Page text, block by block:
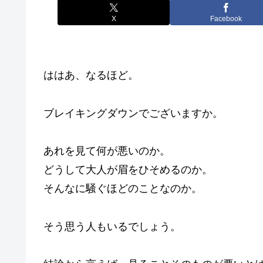
X Facebook
ははあ、なるほど。
ブレイキングダウンでございますか。
あれを見て何が悪いのか。
どうして大人が眉をひそめるのか。
そんなに騒ぐほどのことなのか。
そう思う人もいるでしょう。